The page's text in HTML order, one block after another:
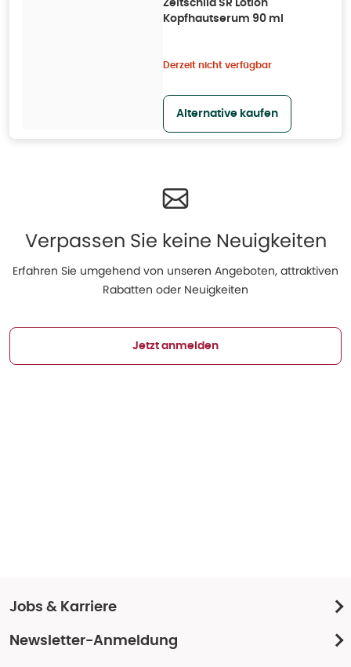
Zeitschild SR Lotion
Kopfhautserum 90 ml
Derzeit nicht verfügbar
Alternative kaufen
Verpassen Sie keine Neuigkeiten
Erfahren Sie umgehend von unseren Angeboten, attraktiven
Rabatten oder Neuigkeiten
Jetzt anmelden
Jobs & Karriere
Newsletter-Anmeldung